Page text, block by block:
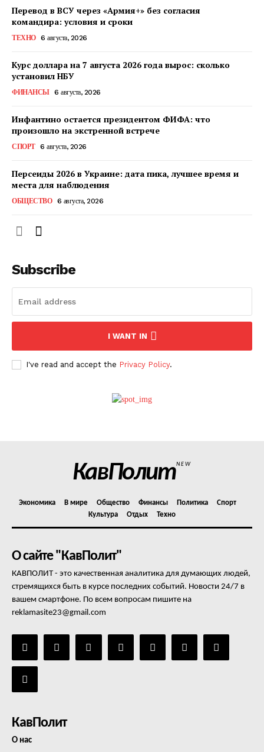
Контакты
Перевод в ВСУ через «Армия+» без согласия
командира: условия и сроки
ТЕХНО 6 августа, 2026
Курс доллара на 7 августа 2026 года вырос: сколько
установил НБУ
ФИНАНСЫ 6 августа, 2026
Инфантино остается президентом ФИФА: что
произошло на экстренной встрече
СПОРТ 6 августа, 2026
Персеиды 2026 в Украине: дата пика, лучшее время и
места для наблюдения
ОБЩЕСТВО 6 августа, 2026
Subscribe
I WANT IN
I've read and accept the Privacy Policy.
КавПолитNEW
Экономика В мире Общество Финансы Политика
Спорт
Культура
Отдых Техно
О сайте "КавПолит"
КАВПОЛИТ - это качественная аналитика для думающих людей,
стремящихся быть в курсе последних событий. Новости 24/7 в
вашем смартфоне. По всем вопросам пишите на
reklamasite23@gmail.com
КавПолит
О нас